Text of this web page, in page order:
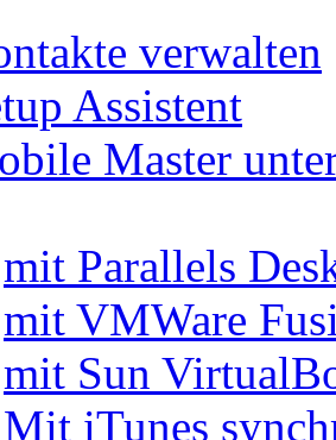
verwalten
Assistent
Master
mit Parallels
mit VMWare
mit Sun
Mit iTunes